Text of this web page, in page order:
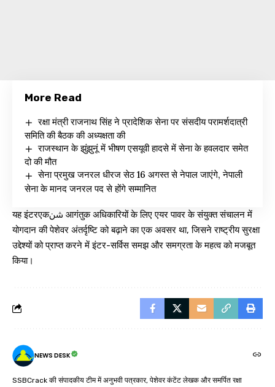
More Read
रक्षा मंत्री राजनाथ सिंह ने प्रादेशिक सेना पर संसदीय परामर्शदात्री
समिति की बैठक की अध्यक्षता की
राजस्थान के झुंझुनूं में भीषण एसयूवी हादसे में सेना के हवलदार समेत
दो की मौत
सेना प्रमुख जनरल धीरज सेठ 16 अगस्त से नेपाल जाएंगे, नेपाली
सेना के मानद जनरल पद से होंगे सम्मानित
यह इंटरएकشن आगंतुक अधिकारियों के लिए एयर पावर के संयुक्त संचालन में
योगदान की पेशेवर अंतर्दृष्टि को बढ़ाने का एक अवसर था, जिसने राष्ट्रीय सुरक्षा
उद्देश्यों को प्राप्त करने में इंटर-सर्विस समझ और समग्रता के महत्व को मजबूत
किया।
NEWS DESK
SSBCrack की संपादकीय टीम में अनुभवी पत्रकार, पेशेवर कंटेंट लेखक और समर्पित रक्षा